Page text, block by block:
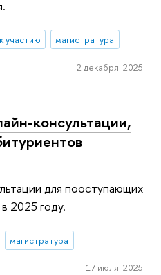
участию магистратура
2 декабря 2025
консультации,
для пооступающих
2025 году.
магистратура
17 июля 2025